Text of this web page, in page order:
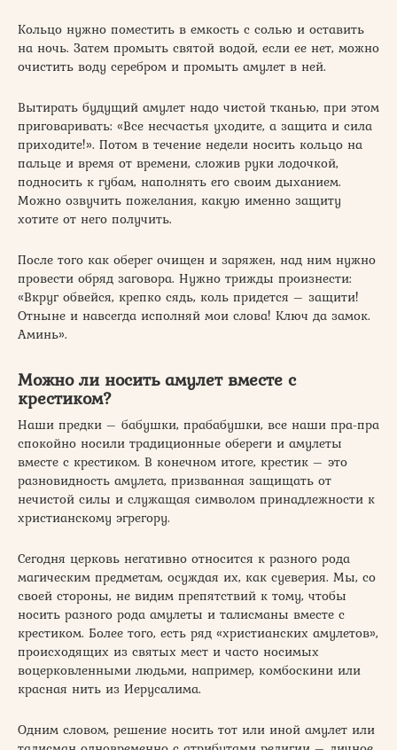
Кольцо нужно поместить в емкость с солью и оставить
на ночь. Затем промыть святой водой, если ее нет, можно
очистить воду серебром и промыть амулет в ней.
Вытирать будущий амулет надо чистой тканью, при этом
приговаривать: «Все несчастья уходите, а защита и сила
приходите!». Потом в течение недели носить кольцо на
пальце и время от времени, сложив руки лодочкой,
подносить к губам, наполнять его своим дыханием.
Можно озвучить пожелания, какую именно защиту
хотите от него получить.
После того как оберег очищен и заряжен, над ним нужно
провести обряд заговора. Нужно трижды произнести:
«Вкруг обвейся, крепко сядь, коль придется – защити!
Отныне и навсегда исполняй мои слова! Ключ да замок.
Аминь».
Можно ли носить амулет вместе с
крестиком?
Наши предки – бабушки, прабабушки, все наши пра-пра
спокойно носили традиционные обереги и амулеты
вместе с крестиком. В конечном итоге, крестик – это
разновидность амулета, призванная защищать от
нечистой силы и служащая символом принадлежности к
христианскому эгрегору.
Сегодня церковь негативно относится к разного рода
магическим предметам, осуждая их, как суеверия. Мы, со
своей стороны, не видим препятствий к тому, чтобы
носить разного рода амулеты и талисманы вместе с
крестиком. Более того, есть ряд «христианских амулетов»,
происходящих из святых мест и часто носимых
воцерковленными людьми, например, комбоскини или
красная нить из Иерусалима.
Одним словом, решение носить тот или иной амулет или